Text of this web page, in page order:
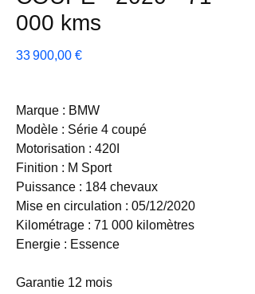
000 kms
33 900,00 €Prix
Marque : BMW
Modèle : Série 4 coupé
Motorisation : 420I
Finition : M Sport
Puissance : 184 chevaux
Mise en circulation : 05/12/2020
Kilométrage : 71 000 kilomètres
Energie : Essence
Garantie 12 mois